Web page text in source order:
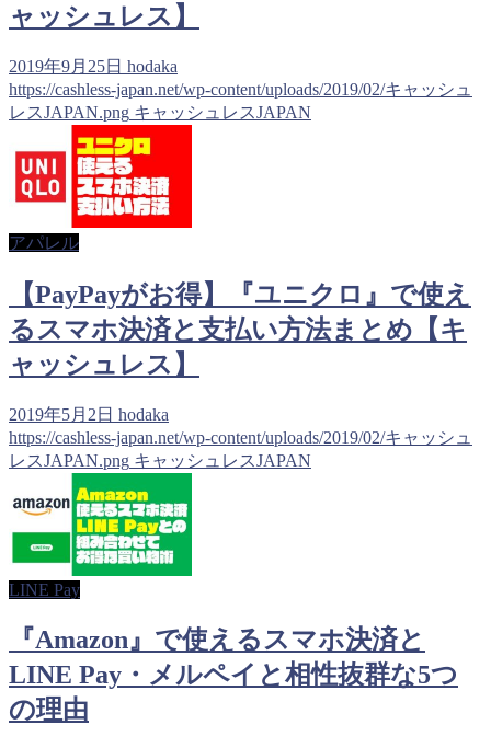
ャッシュレス】
2019年9月25日 hodaka
https://cashless-japan.net/wp-content/uploads/2019/02/キャッシュ
レスJAPAN.png キャッシュレスJAPAN
アパレル
【PayPayがお得】『ユニクロ』で使え
るスマホ決済と支払い方法まとめ【キ
ャッシュレス】
2019年5月2日 hodaka
https://cashless-japan.net/wp-content/uploads/2019/02/キャッシュ
レスJAPAN.png キャッシュレスJAPAN
LINE Pay
『Amazon』で使えるスマホ決済と
LINE Pay・メルペイと相性抜群な5つ
の理由